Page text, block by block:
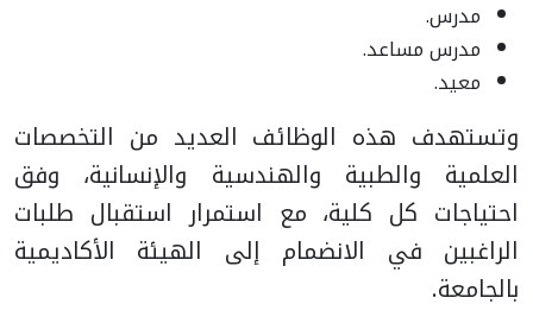
مدرس.
مدرس مساعد.
معيد.
وتستهدف هذه الوظائف العديد من التخصصات
العلمية والطبية والهندسية والإنسانية، وفق
احتياجات كل كلية، مع استمرار استقبال طلبات
الراغبين في الانضمام إلى الهيئة الأكاديمية
بالجامعة.